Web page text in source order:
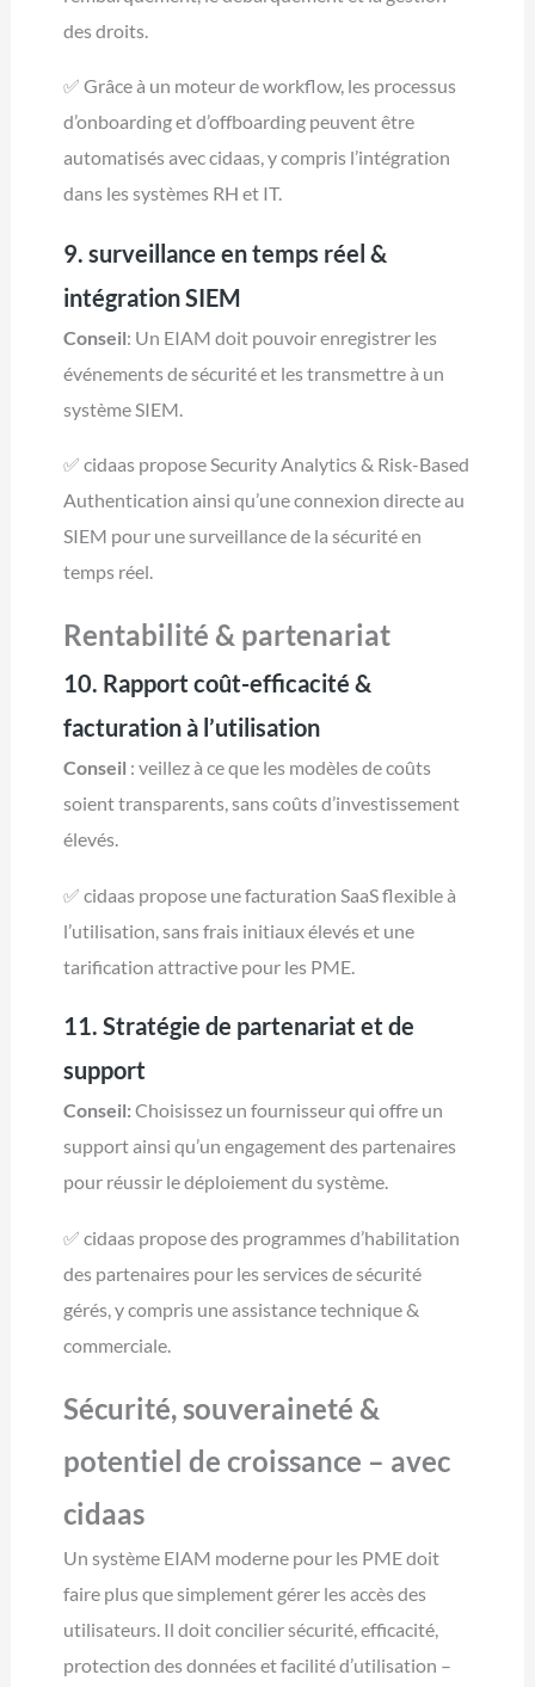
des droits.
✅ Grâce à un moteur de workflow, les processus
d’onboarding et d’offboarding peuvent être
automatisés avec cidaas, y compris l’intégration
dans les systèmes RH et IT.
9. surveillance en temps réel &
intégration SIEM
Conseil: Un EIAM doit pouvoir enregistrer les
événements de sécurité et les transmettre à un
système SIEM.
✅ cidaas propose Security Analytics & Risk-Based
Authentication ainsi qu’une connexion directe au
SIEM pour une surveillance de la sécurité en
temps réel.
Rentabilité & partenariat
10. Rapport coût-efficacité &
facturation à l’utilisation
Conseil : veillez à ce que les modèles de coûts
soient transparents, sans coûts d’investissement
élevés.
✅ cidaas propose une facturation SaaS flexible à
l’utilisation, sans frais initiaux élevés et une
tarification attractive pour les PME.
11. Stratégie de partenariat et de
support
Conseil: Choisissez un fournisseur qui offre un
support ainsi qu’un engagement des partenaires
pour réussir le déploiement du système.
✅ cidaas propose des programmes d’habilitation
des partenaires pour les services de sécurité
gérés, y compris une assistance technique &
commerciale.
Sécurité, souveraineté &
potentiel de croissance – avec
cidaas
Un système EIAM moderne pour les PME doit
faire plus que simplement gérer les accès des
utilisateurs. Il doit concilier sécurité, efficacité,
protection des données et facilité d’utilisation –